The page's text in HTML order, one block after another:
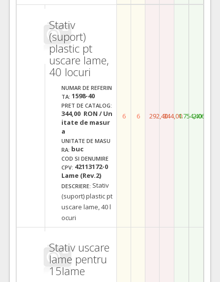
Stativ
(suport)
plastic pt
uscare lame,
40 locuri
NUMAR DE REFERIN
TA: 1598-40
PRET DE CATALOG:
344,00 RON / Un
itate de masur
a
UNITATE DE MASU
RA: buc
COD SI DENUMIRE
CPV: 42113172-0
Lame (Rev.2)
DESCRIERE: Stativ
(suport) plastic pt
uscare lame, 40 l
ocuri
6 6 292,40344,001.754,402.064,00
Stativ uscare
lame pentru
15lame